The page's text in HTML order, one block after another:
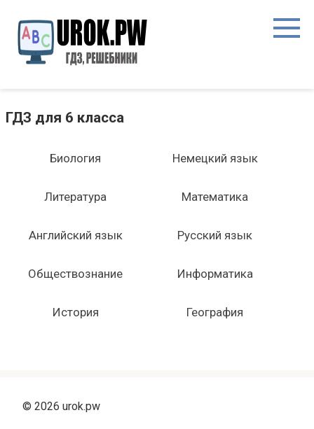
ГДЗ для 6 класса
Биология Немецкий язык
Литература Математика
Английский язык Русский язык
Обществознание Информатика
История География
© 2026 urok.pw